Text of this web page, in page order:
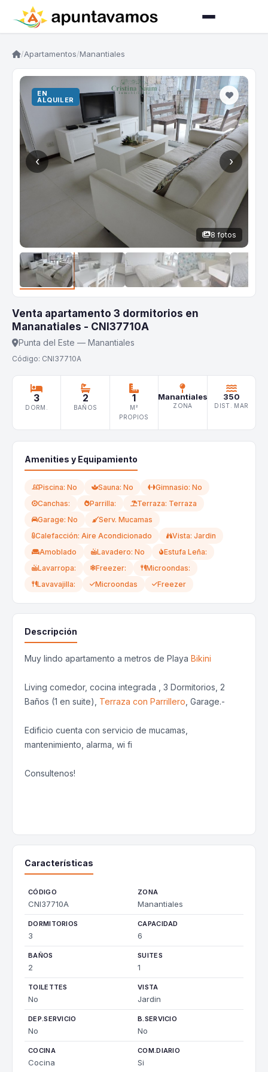
/Apartamentos/Manantiales
‹ ›
EN
ALQUILER
8 fotos
Venta apartamento 3 dormitorios en
Mananatiales - CNI37710A
Punta del Este — Manantiales
Código: CNI37710A
3
DORM.
2
BAÑOS
1
M²
PROPIOS
Manantiales
ZONA
350
DIST. MAR
Amenities y Equipamiento
Piscina: No Sauna: No
Gimnasio: No
Canchas:
Parrilla:
Terraza: Terraza
Garage: No
Serv. Mucamas
Calefacción: Aire Acondicionado
Vista: Jardin
Amoblado
Lavadero: No
Estufa Leña:
Lavarropa:
Freezer:
Microondas:
Lavavajilla:
Microondas Freezer
Descripción
Muy lindo apartamento a metros de Playa Bikini
Living comedor, cocina integrada , 3 Dormitorios, 2
Baños (1 en suite), Terraza con Parrillero , Garage.-
Edificio cuenta con servicio de mucamas,
mantenimiento, alarma, wi fi
Consultenos!
Características
CÓDIGO
CNI37710A
ZONA
Manantiales
DORMITORIOS
3
CAPACIDAD
6
BAÑOS
2
SUITES
1
TOILETTES
No
VISTA
Jardin
DEP.SERVICIO
No
B.SERVICIO
No
COCINA
Cocina
COM.DIARIO
Si